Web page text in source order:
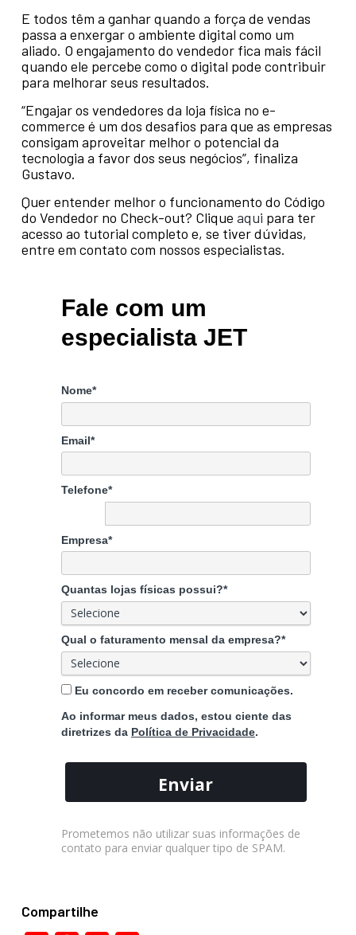
E todos têm a ganhar quando a força de vendas
passa a enxergar o ambiente digital como um
aliado. O engajamento do vendedor fica mais fácil
quando ele percebe como o digital pode contribuir
para melhorar seus resultados.
“Engajar os vendedores da loja física no e-
commerce é um dos desafios para que as empresas
consigam aproveitar melhor o potencial da
tecnologia a favor dos seus negócios”, finaliza
Gustavo.
Quer entender melhor o funcionamento do Código
do Vendedor no Check-out? Clique aqui para ter
acesso ao tutorial completo e, se tiver dúvidas,
entre em contato com nossos especialistas.
Fale com um
especialista JET
Nome*
Email*
Telefone*
Empresa*
Quantas lojas físicas possui?*
Qual o faturamento mensal da empresa?*
Eu concordo em receber comunicações.
Ao informar meus dados, estou ciente das
diretrizes da Política de Privacidade.
Enviar
Prometemos não utilizar suas informações de
contato para enviar qualquer tipo de SPAM.
Compartilhe